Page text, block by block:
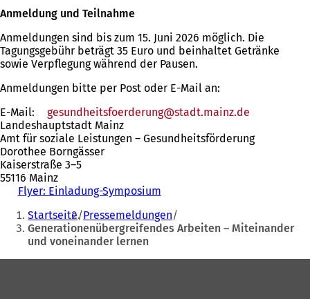
Anmeldung und Teilnahme
Anmeldungen sind bis zum 15. Juni 2026 möglich. Die
Tagungsgebühr beträgt 35 Euro und beinhaltet Getränke
sowie Verpflegung während der Pausen.
Anmeldungen bitte per Post oder E-Mail an:
E-Mail:
gesundheitsfoerderung stadt.mainz de
Landeshauptstadt Mainz
Amt für soziale Leistungen – Gesundheitsförderung
Dorothee Borngässer
Kaiserstraße 3–5
55116 Mainz
Flyer: Einladung-Symposium
Sie
befinden
sich
hier:
Startseite Pressemeldungen
Generationenübergreifendes Arbeiten – Miteinander
und voneinander lernen